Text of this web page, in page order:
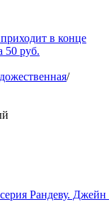
в конце
50 руб.
/
Рандеву.